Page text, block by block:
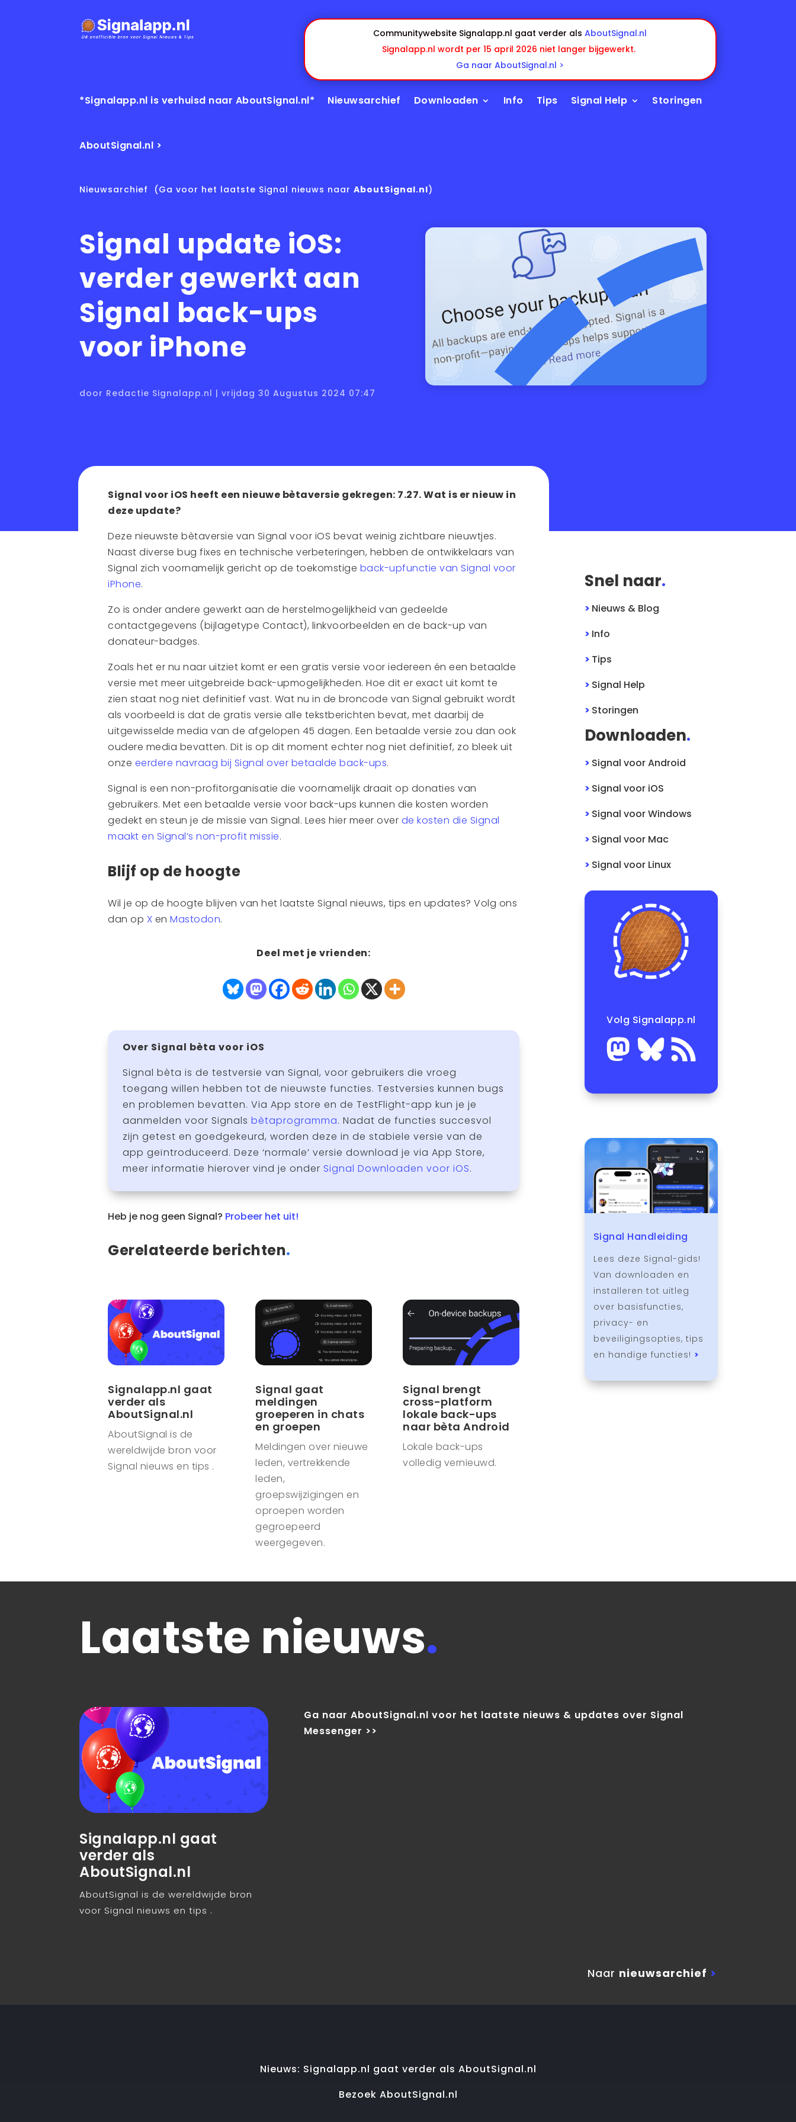
Communitywebsite Signalapp.nl gaat verder alsAboutSignal.nl
Signalapp.nl wordt per 15 april 2026 niet langer bijgewerkt.
Ga naar AboutSignal.nl >
*Signalapp.nl is verhuisd naar AboutSignal.nl* Nieuwsarchief Downloaden Info Tips Signal Help Storingen
AboutSignal.nl >
Nieuwsarchief (Ga voor het laatste Signal nieuws naarAboutSignal.nl)
Signal update iOS:
verder gewerkt aan
Signal back-ups
voor iPhone
door Redactie Signalapp.nl | vrijdag 30 Augustus 2024 07:47
Signal voor iOS heeft een nieuwe bètaversie gekregen: 7.27. Wat is er nieuw in
deze update?
Deze nieuwste bètaversie van Signal voor iOS bevat weinig zichtbare nieuwtjes.
Naast diverse bug fixes en technische verbeteringen, hebben de ontwikkelaars van
Signal zich voornamelijk gericht op de toekomstige back-upfunctie van Signal voor
iPhone.
Zo is onder andere gewerkt aan de herstelmogelijkheid van gedeelde
contactgegevens (bijlagetype Contact), linkvoorbeelden en de back-up van
donateur-badges.
Zoals het er nu naar uitziet komt er een gratis versie voor iedereen én een betaalde
versie met meer uitgebreide back-upmogelijkheden. Hoe dit er exact uit komt te
zien staat nog niet definitief vast. Wat nu in de broncode van Signal gebruikt wordt
als voorbeeld is dat de gratis versie alle tekstberichten bevat, met daarbij de
uitgewisselde media van de afgelopen 45 dagen. Een betaalde versie zou dan ook
oudere media bevatten. Dit is op dit moment echter nog niet definitief, zo bleek uit
onze eerdere navraag bij Signal over betaalde back-ups.
Signal is een non-profitorganisatie die voornamelijk draait op donaties van
gebruikers. Met een betaalde versie voor back-ups kunnen die kosten worden
gedekt en steun je de missie van Signal. Lees hier meer over de kosten die Signal
maakt en Signal’s non-profit missie.
Blijf op de hoogte
Wil je op de hoogte blijven van het laatste Signal nieuws, tips en updates? Volg ons
dan op X en Mastodon.
Deel met je vrienden:
Over Signal bèta voor iOS
Signal bèta is de testversie van Signal, voor gebruikers die vroeg
toegang willen hebben tot de nieuwste functies. Testversies kunnen bugs
en problemen bevatten. Via App store en de TestFlight-app kun je je
aanmelden voor Signals bètaprogramma. Nadat de functies succesvol
zijn getest en goedgekeurd, worden deze in de stabiele versie van de
app geïntroduceerd. Deze ‘normale’ versie download je via App Store,
meer informatie hierover vind je onder Signal Downloaden voor iOS.
Heb je nog geen Signal? Probeer het uit!
Gerelateerde berichten.
Signalapp.nl gaat
verder als
AboutSignal.nl
AboutSignal is de
wereldwijde bron voor
Signal nieuws en tips .
Signal gaat
meldingen
groeperen in chats
en groepen
Meldingen over nieuwe
leden, vertrekkende
leden,
groepswijzigingen en
oproepen worden
gegroepeerd
weergegeven.
Signal brengt
cross-platform
lokale back-ups
naar bèta Android
Lokale back-ups
volledig vernieuwd.
Snel naar.
> Nieuws & Blog
> Info
> Tips
> Signal Help
> Storingen
Downloaden.
> Signal voorAndroid
> Signal voor iOS
> Signal voorWindows
> Signal voor Mac
> Signal voor Linux
Volg Signalapp.nl
Signal Handleiding
Lees deze Signal-gids!
Van downloaden en
installeren tot uitleg
over basisfuncties,
privacy- en
beveiligingsopties, tips
en handige functies! >
Laatste nieuws.
Signalapp.nl gaat
verder als
AboutSignal.nl
AboutSignal is de wereldwijde bron
voor Signal nieuws en tips .
Ga naar AboutSignal.nl voor het laatste nieuws & updates over Signal
Messenger >>
Naar nieuwsarchief >
Nieuws: Signalapp.nl gaat verder als AboutSignal.nl
Bezoek AboutSignal.nl